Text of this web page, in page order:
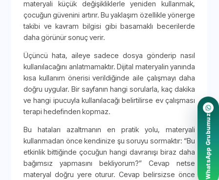
materyali küçük değişikliklerle yeniden kullanmak,
çocuğun güvenini artırır. Bu yaklaşım özellikle yönerge
takibi ve kavram bilgisi gibi basamaklı becerilerde
daha görünür sonuç verir.
Üçüncü hata, aileye sadece dosya gönderip nasıl
kullanılacağını anlatmamaktır. Dijital materyalin yanında
kısa kullanım önerisi verildiğinde aile çalışmayı daha
doğru uygular. Bir sayfanın hangi sorularla, kaç dakika
ve hangi ipucuyla kullanılacağı belirtilirse ev çalışması
terapi hedefinden kopmaz.
Bu hataları azaltmanın en pratik yolu, materyali
kullanmadan önce kendinize şu soruyu sormaktır: “Bu
etkinlik bittiğinde çocuğun hangi davranışı biraz daha
bağımsız yapmasını bekliyorum?” Cevap netse
materyal doğru yere oturur. Cevap belirsizse önce
WhatsApp Grubumuz